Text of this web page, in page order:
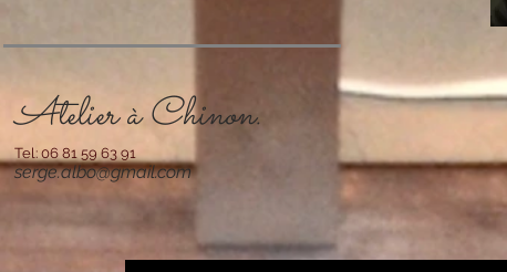
Atelier à Chinon.
Tel: 06 81 59 63 91
serge.albo@gmail.com